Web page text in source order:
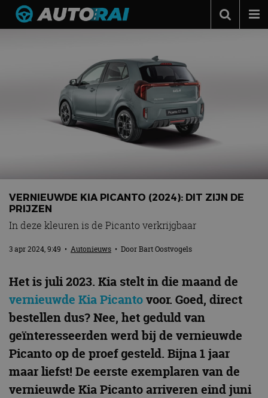
Automerken
Adverteren
MotorRAI.nl
VERNIEUWDE KIA PICANTO (2024): DIT ZIJN DE
PRIJZEN
In deze kleuren is de Picanto verkrijgbaar
3 apr 2024, 9:49 • Autonieuws • DoorBart Oostvogels
Het is juli 2023. Kia stelt in die maand de
vernieuwde Kia Picantovoor. Goed, direct
bestellen dus? Nee, het geduld van
geïnteresseerden werd bij de vernieuwde
Picanto op de proef gesteld. Bijna 1 jaar
maar liefst! De eerste exemplaren van de
vernieuwde Kia Picanto arriveren eind juni